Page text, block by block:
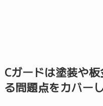
Cガードは塗装や
る問題点をカバー